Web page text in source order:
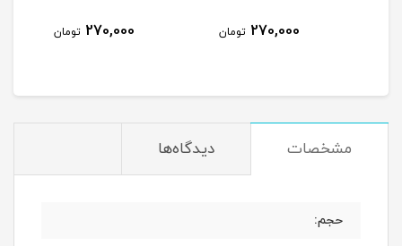
270,000 تومان 270,000 تومان
مشخصات دیدگاه‌ها
حجم: